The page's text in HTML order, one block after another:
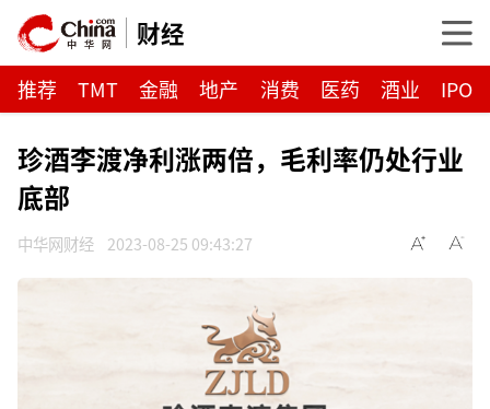
财经
推荐 TMT 金融 地产 消费 医药 酒业 IPO
珍酒李渡净利涨两倍，毛利率仍处行业
底部
中华网财经 2023-08-25 09:43:27